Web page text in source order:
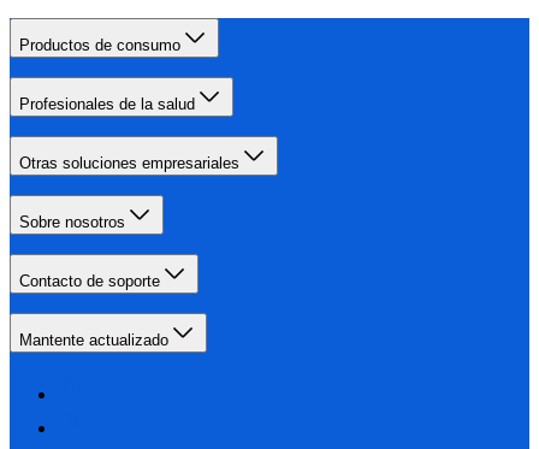
Productos de consumo
Profesionales de la salud
Otras soluciones empresariales
Sobre nosotros
Contacto de soporte
Mantente actualizado